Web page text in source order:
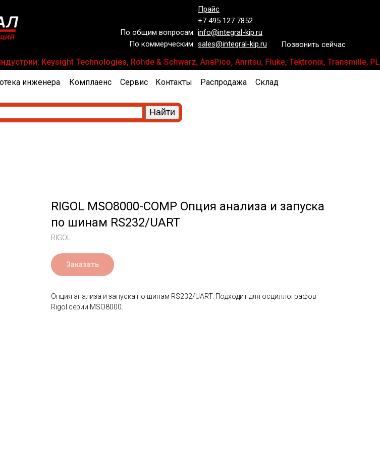
Прайс
+7 495 127 7852
info@integral-kip.ru
sales@integral-kip.ru
По общим вопросам:
По коммерческим:
Позвонить сейчас
Keysight Technologies, Rohde & Schwarz, AnaPico, Anritsu, Fluke, Tektronix, Transmille,
Контакты
инженера Комплаенс Сервис Распродажа Склад
RIGOL MSO8000-COMP Опция анализа и запуска
по шинам RS232/UART
RIGOL
Заказать
Опция анализа и запуска по шинам RS232/UART. Подходит для осциллографов
Rigol серии MSO8000.